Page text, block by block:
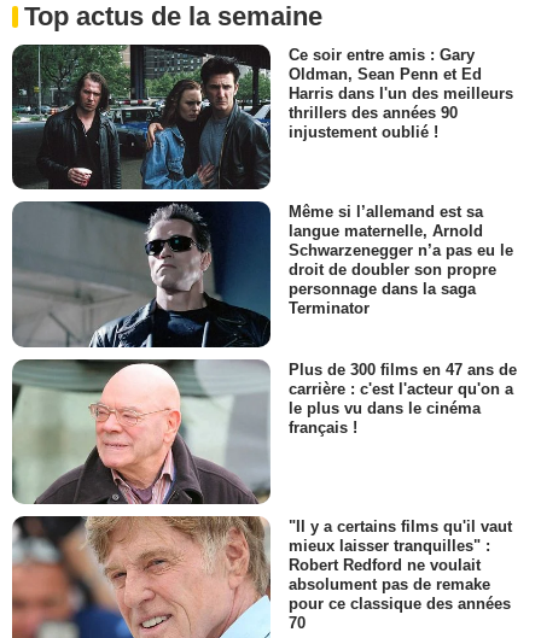
Top actus de la semaine
Ce soir entre amis : Gary
Oldman, Sean Penn et Ed
Harris dans l'un des meilleurs
thrillers des années 90
injustement oublié !
Même si l’allemand est sa
langue maternelle, Arnold
Schwarzenegger n’a pas eu le
droit de doubler son propre
personnage dans la saga
Terminator
Plus de 300 films en 47 ans de
carrière : c'est l'acteur qu'on a
le plus vu dans le cinéma
français !
"Il y a certains films qu'il vaut
mieux laisser tranquilles" :
Robert Redford ne voulait
absolument pas de remake
pour ce classique des années
70